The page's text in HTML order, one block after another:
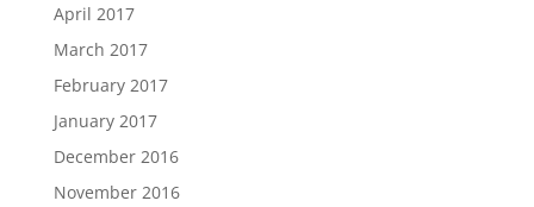
April 2017
March 2017
February 2017
January 2017
December 2016
November 2016